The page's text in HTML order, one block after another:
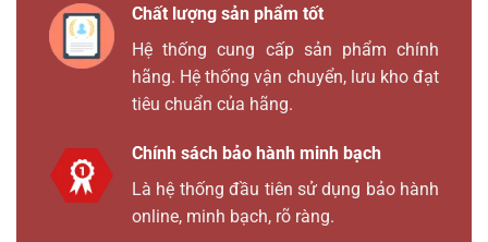
Chất lượng sản phẩm tốt
Hệ thống cung cấp sản phẩm chính
hãng. Hệ thống vận chuyển, lưu kho đạt
tiêu chuẩn của hãng.
Chính sách bảo hành minh bạch
Là hệ thống đầu tiên sử dụng bảo hành
online, minh bạch, rõ ràng.